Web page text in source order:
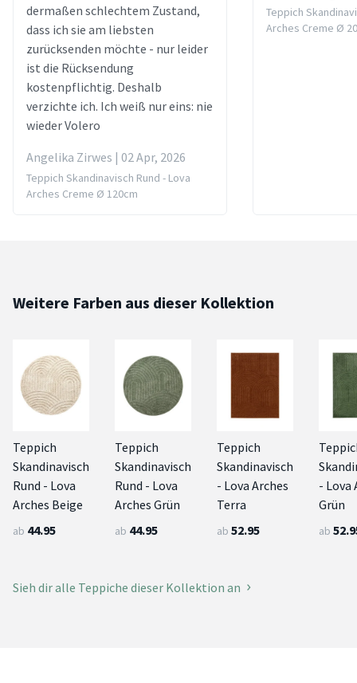
dermaßen schlechtem Zustand,
dass ich sie am liebsten
zurücksenden möchte - nur leider
ist die Rücksendung
kostenpflichtig. Deshalb
verzichte ich. Ich weiß nur eins: nie
wieder Volero
Angelika Zirwes | 02 Apr, 2026
Teppich Skandinavisch Rund - Lova
Arches Creme Ø 120cm
Teppich
Arches Creme Ø
Weitere Farben aus dieser Kollektion
Teppich
Skandinavisch
Rund - Lova
Arches Beige
ab 44.95
Teppich
Skandinavisch
Rund - Lova
Arches Grün
ab 44.95
Teppich
Skandinavisch
- Lova Arches
Terra
ab 52.95
- Lova
Grün
ab
Sieh dir alle Teppiche dieser Kollektion an